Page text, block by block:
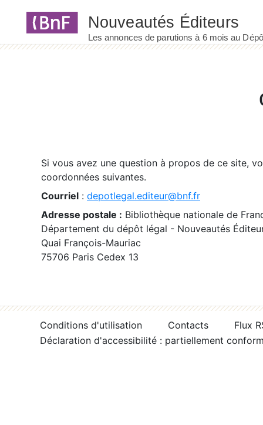
Si vous avez une question à propos de ce site,
coordonnées suivantes.
Courriel : depotlegal.editeur@bnf.fr
Adresse postale : Bibliothèque nationale de
Département du dépôt légal - Nouveautés
Quai François-Mauriac
75706 Paris Cedex 13
Conditions d'utilisation Contacts
Flux
Déclaration d'accessibilité : partiellement